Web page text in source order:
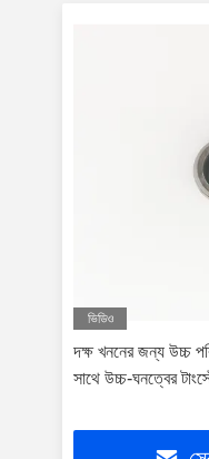
ভিডিও
দক্ষ খননের জন্য উচ্চ
সাথে উচ্চ-ঘনত্বের